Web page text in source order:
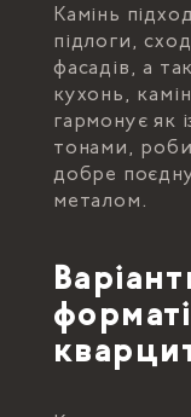
Камінь
підлоги,
фасадів, а
кухонь,
гармонує як
тонами,
добре
металом.